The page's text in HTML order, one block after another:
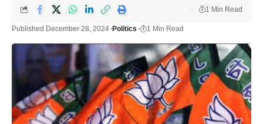
Published December 28, 2024 Politics 1 Min Read
1 Min Read